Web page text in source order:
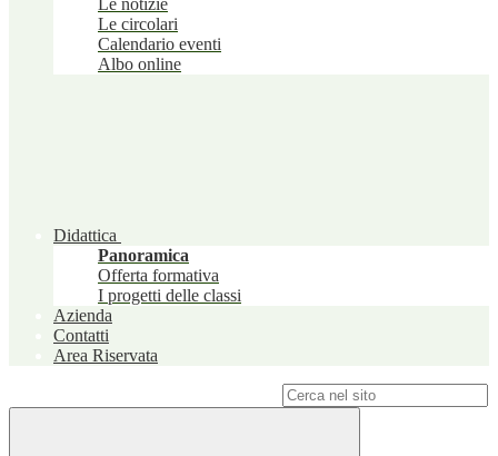
Le notizie
Le circolari
Calendario eventi
Albo online
Didattica
Panoramica
Offerta formativa
I progetti delle classi
Azienda
Contatti
Area Riservata